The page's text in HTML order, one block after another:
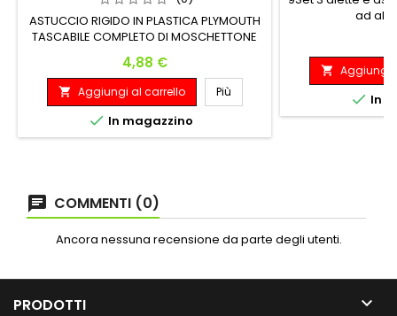
ASTUCCIO RIGIDO IN PLASTICA PLYMOUTH
TASCABILE COMPLETO DI MOSCHETTONE
Prezzo
4,88 €
 Aggiungi al carrello Più
 In magazzino
ad
 Aggiungi
 In
COMMENTI (0)
Ancora nessuna recensione da parte degli utenti.
PRODOTTI 